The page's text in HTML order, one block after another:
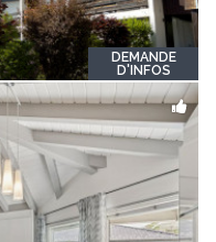
DEMANDE
D'INFOS